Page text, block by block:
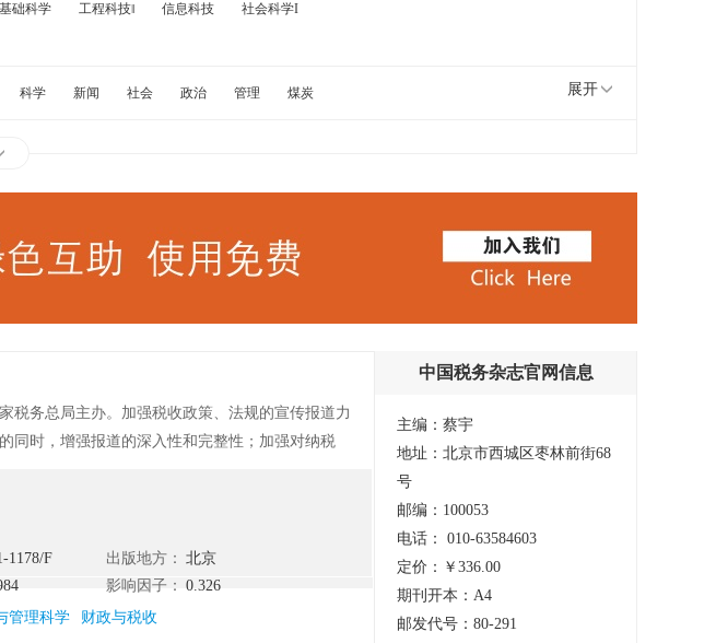
基础科学 工程科技‖ 信息科技
社会科学I
科学 新闻 社会 政治 管理
煤炭
展开
税务总局主办。加强税收政策、法规的宣传报道力
同时，增强报道的深入性和完整性；加强对纳税
版式新颖，可读性强，深受国内外广大读者的重视
1178/F 出版地方：
北京
影响因子：
0.326
管理科学 财政与税收
中国税务杂志官网信息
主编：蔡宇
地址：北京市西城区枣林前街68
号
邮编：100053
电话： 010-63584603
定价：￥336.00
期刊开本：A4
邮发代号：80-291